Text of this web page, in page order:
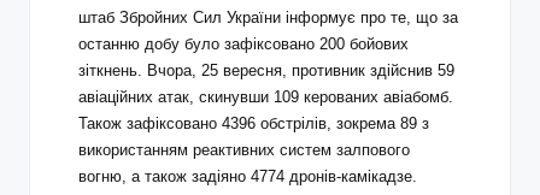
штаб Збройних Сил України інформує про те, що за
останню добу було зафіксовано 200 бойових
зіткнень. Вчора, 25 вересня, противник здійснив 59
авіаційних атак, скинувши 109 керованих авіабомб.
Також зафіксовано 4396 обстрілів, зокрема 89 з
використанням реактивних систем залпового
вогню, а також задіяно 4774 дронів-камікадзе.